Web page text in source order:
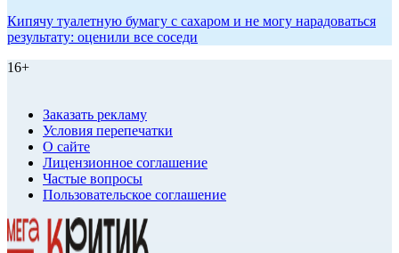
Кипячу туалетную бумагу с сахаром и не могу нарадоваться
результату: оценили все соседи
16+
Заказать рекламу
Условия перепечатки
О сайте
Лицензионное соглашение
Частые вопросы
Пользовательское соглашение